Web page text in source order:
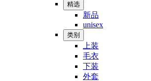
精选
新品
unisex
类别
上装
毛衣
下装
外套